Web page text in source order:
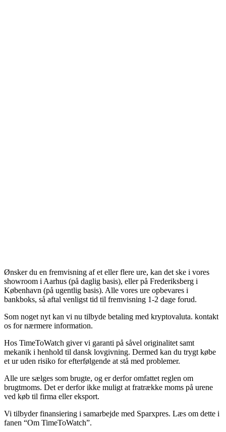
Ønsker du en fremvisning af et eller flere ure, kan det ske i vores
showroom i Aarhus (på daglig basis), eller på Frederiksberg i
København (på ugentlig basis). Alle vores ure opbevares i
bankboks, så aftal venligst tid til fremvisning 1-2 dage forud.
Som noget nyt kan vi nu tilbyde betaling med kryptovaluta. kontakt
os for nærmere information.
Hos TimeToWatch giver vi garanti på såvel originalitet samt
mekanik i henhold til dansk lovgivning. Dermed kan du trygt købe
et ur uden risiko for efterfølgende at stå med problemer.
Alle ure sælges som brugte, og er derfor omfattet reglen om
brugtmoms. Det er derfor ikke muligt at fratrække moms på urene
ved køb til firma eller eksport.
Vi tilbyder finansiering i samarbejde med Sparxpres. Læs om dette i
fanen “Om TimeToWatch”.